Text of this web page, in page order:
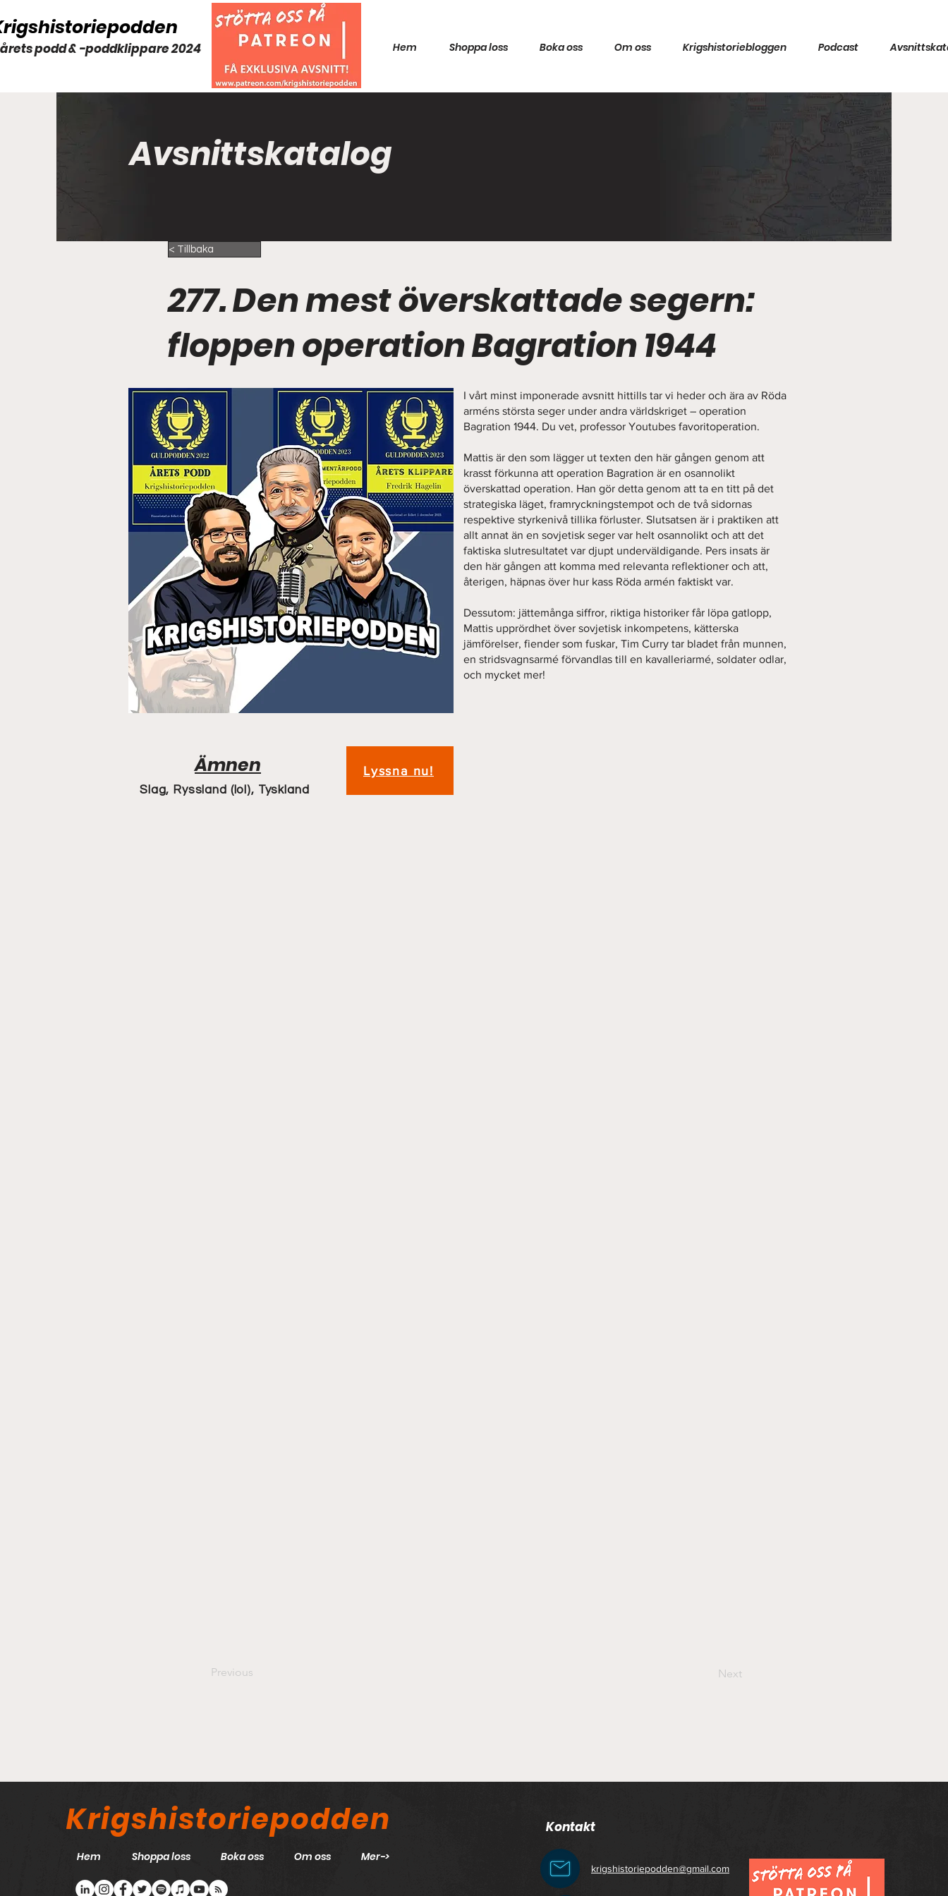
podd & -poddklippare 2024 Hem Shoppa loss Boka oss Om oss Krigshistoriebloggen Podcast
< Tillbaka
277. Den mest överskattade segern:
floppen operation Bagration 1944
Ämnen
Slag, Ryssland (lol), Tyskland
Lyssna nu!
I vårt minst imponerade avsnitt hittills tar vi heder och ära av Röda
arméns största seger under andra världskriget – operation
Bagration 1944. Du vet, professor Youtubes favoritoperation.
Mattis är den som lägger ut texten den här gången genom att
krasst förkunna att operation Bagration är en osannolikt
överskattad operation. Han gör detta genom att ta en titt på det
strategiska läget, framryckningstempot och de två sidornas
respektive styrkenivå tillika förluster. Slutsatsen är i praktiken att
allt annat än en sovjetisk seger var helt osannolikt och att det
faktiska slutresultatet var djupt underväldigande. Pers insats är
den här gången att komma med relevanta reflektioner och att,
återigen, häpnas över hur kass Röda armén faktiskt var.
Dessutom: jättemånga siffror, riktiga historiker får löpa gatlopp,
Mattis upprördhet över sovjetisk inkompetens, kätterska
jämförelser, fiender som fuskar, Tim Curry tar bladet från munnen,
en stridsvagnsarmé förvandlas till en kavalleriarmé, soldater odlar,
och mycket mer!
Previous Next
Avsnittskatalog
Krigshistoriepodden
Hem Shoppa loss Boka oss Om oss Mer->
Kontakt
krigshistoriepodden@gmail.com